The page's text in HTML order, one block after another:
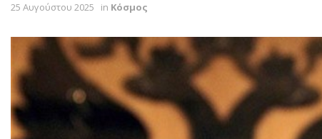
25 Αυγούστου 2025 in Κόσμος